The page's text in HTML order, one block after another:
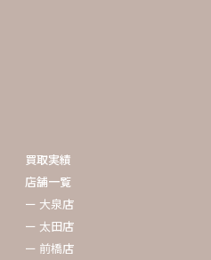
買取実績
店舗一覧
ー 大泉店
ー 太田店
ー 前橋店